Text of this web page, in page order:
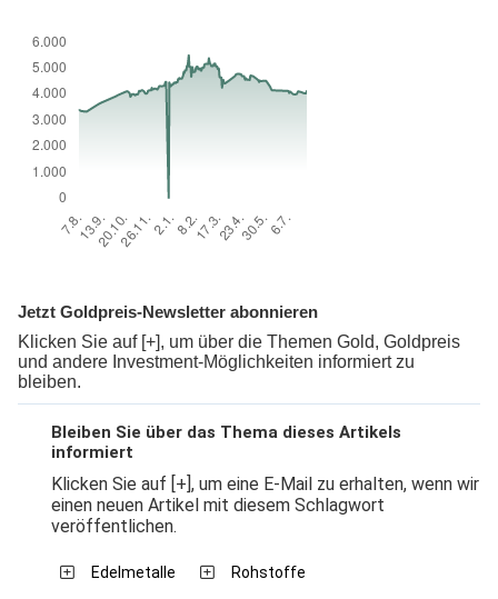
Jetzt Goldpreis-Newsletter abonnieren
Klicken Sie auf [+], um über die Themen Gold, Goldpreis
und andere Investment-Möglichkeiten informiert zu
bleiben.
Bleiben Sie über das Thema dieses Artikels
informiert
Klicken Sie auf [+], um eine E-Mail zu erhalten, wenn wir
einen neuen Artikel mit diesem Schlagwort
veröffentlichen.
Edelmetalle Rohstoffe